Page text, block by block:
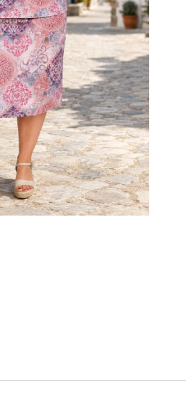
1 200 Kč